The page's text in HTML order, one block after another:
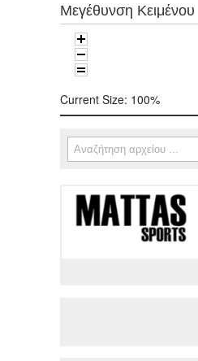
Μεγέθυνση Κειμένου
Current Size: 100%
Φόρμα αναζήτησης
Αναζήτηση